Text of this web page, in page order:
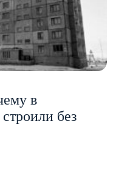
в
без